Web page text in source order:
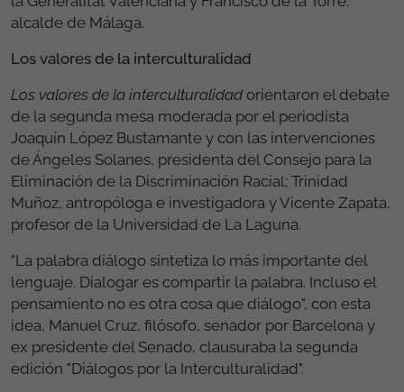
alcalde de Málaga.
Los valores de la interculturalidad
Los valores de la interculturalidadorientaron el debate
de la segunda mesa moderada por el periodista
Joaquín López Bustamante y con las intervenciones
de Ángeles Solanes, presidenta del Consejo para la
Eliminación de la Discriminación Racial; Trinidad
Muñoz, antropóloga e investigadora y Vicente Zapata,
profesor de la Universidad de La Laguna.
"La palabra diálogo sintetiza lo más importante del
lenguaje. Dialogar es compartir la palabra. Incluso el
pensamiento no es otra cosa que diálogo", con esta
idea, Manuel Cruz, filósofo, senador por Barcelona y
ex presidente del Senado, clausuraba la segunda
edición "Diálogos por la Interculturalidad".